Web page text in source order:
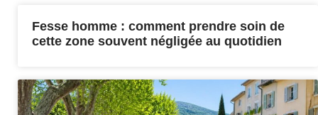
Fesse homme : comment prendre soin de
cette zone souvent négligée au quotidien